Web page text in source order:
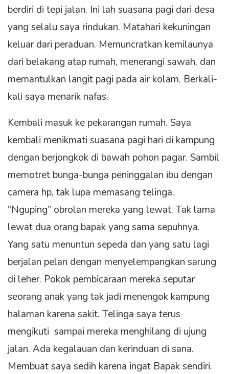
berdiri di tepi jalan. Ini lah suasana pagi dari desa
yang selalu saya rindukan. Matahari kekuningan
keluar dari peraduan. Memuncratkan kemilaunya
dari belakang atap rumah, menerangi sawah, dan
memantulkan langit pagi pada air kolam. Berkali-
kali saya menarik nafas.
Kembali masuk ke pekarangan rumah. Saya
kembali menikmati suasana pagi hari di kampung
dengan berjongkok di bawah pohon pagar. Sambil
memotret bunga-bunga peninggalan ibu dengan
camera hp, tak lupa memasang telinga.
“Nguping” obrolan mereka yang lewat. Tak lama
lewat dua orang bapak yang sama sepuhnya.
Yang satu menuntun sepeda dan yang satu lagi
berjalan pelan dengan menyelempangkan sarung
di leher. Pokok pembicaraan mereka seputar
seorang anak yang tak jadi menengok kampung
halaman karena sakit. Telinga saya terus
mengikuti sampai mereka menghilang di ujung
jalan. Ada kegalauan dan kerinduan di sana.
Membuat saya sedih karena ingat Bapak sendiri.